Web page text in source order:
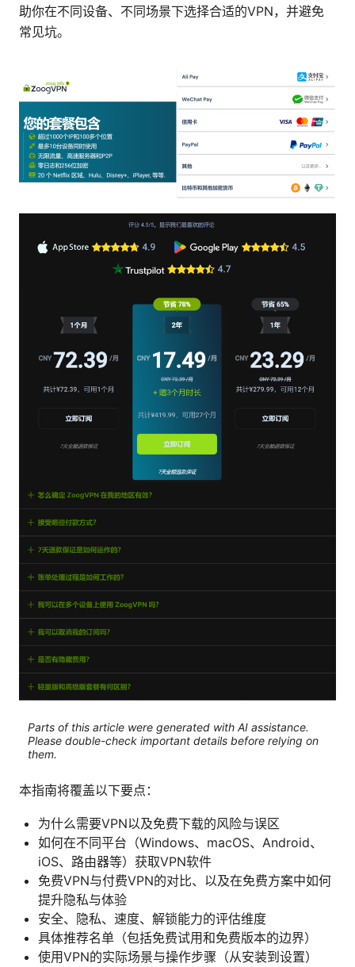
助你在不同设备、不同场景下选择合适的VPN，并避免
常见坑。
Parts of this article were generated with AI assistance.
Please double-check important details before relying on
them.
本指南将覆盖以下要点：
为什么需要VPN以及免费下载的风险与误区
如何在不同平台（Windows、macOS、Android、
iOS、路由器等）获取VPN软件
免费VPN与付费VPN的对比、以及在免费方案中如何
提升隐私与体验
安全、隐私、速度、解锁能力的评估维度
具体推荐名单（包括免费试用和免费版本的边界）
使用VPN的实际场景与操作步骤（从安装到设置）